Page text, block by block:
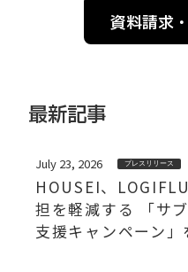
資料請求
最新記事
July 23, 2026 プレスリリース
HOUSEI、
担を軽減する 「サ
支援キャンペーン」